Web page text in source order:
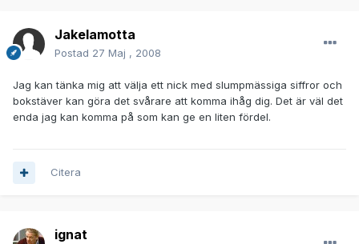
Jakelamotta
Postad 27 Maj , 2008
Jag kan tänka mig att välja ett nick med slumpmässiga siffror och
bokstäver kan göra det svårare att komma ihåg dig. Det är väl det
enda jag kan komma på som kan ge en liten fördel.
Citera
ignat